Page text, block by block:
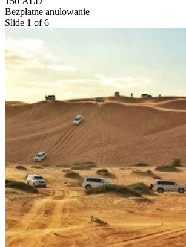
Bezpłatne anulowanie
Slide 1 of 6